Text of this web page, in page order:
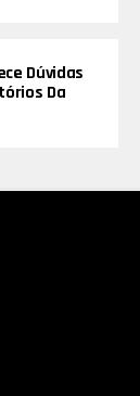
Dúvidas
Da